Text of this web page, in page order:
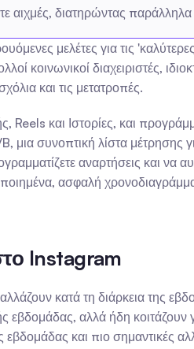
αιχμές, διατηρώντας παράλληλα
μελέτες για τις
κοινωνικοί διαχειριστές,
και τις μετατροπές.
και Ιστορίες, και
συνοπτική λίστα μέτρησης
αναρτήσεις και να
ασφαλή
Instagram
κατά τη διάρκεια της
εβδομάδας, αλλά ήδη κοιτάζουν
και πιο σημαντικές